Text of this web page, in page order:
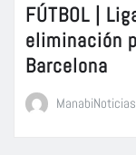
FÚTBOL |
eliminación
Barcelona
ManabiNoticias